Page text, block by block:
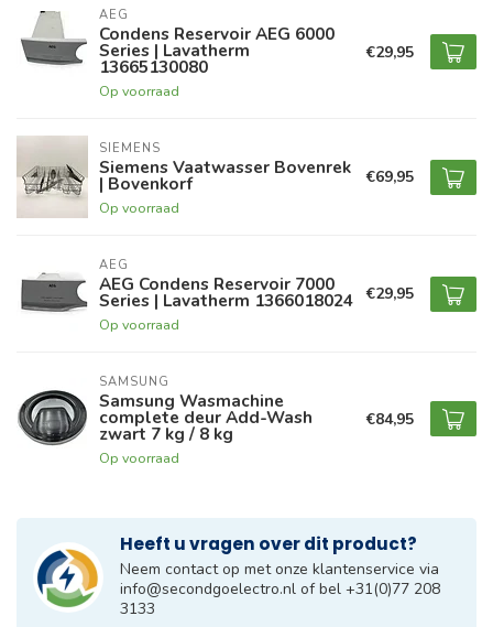
AEG
Condens Reservoir AEG 6000
Series | Lavatherm
13665130080
Op voorraad
€29,95
SIEMENS
Siemens Vaatwasser Bovenrek
| Bovenkorf
Op voorraad
€69,95
AEG
AEG Condens Reservoir 7000
Series | Lavatherm 1366018024
Op voorraad
€29,95
SAMSUNG
Samsung Wasmachine
complete deur Add-Wash
zwart 7 kg / 8 kg
Op voorraad
€84,95
Heeft u vragen over dit product?
Neem contact op met onze klantenservice via
info@secondgoelectro.nl of bel +31(0)77 208
3133